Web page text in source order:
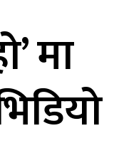
मा